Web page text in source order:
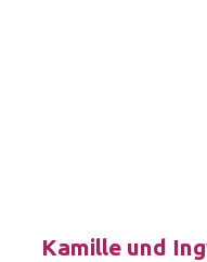
Kamille und